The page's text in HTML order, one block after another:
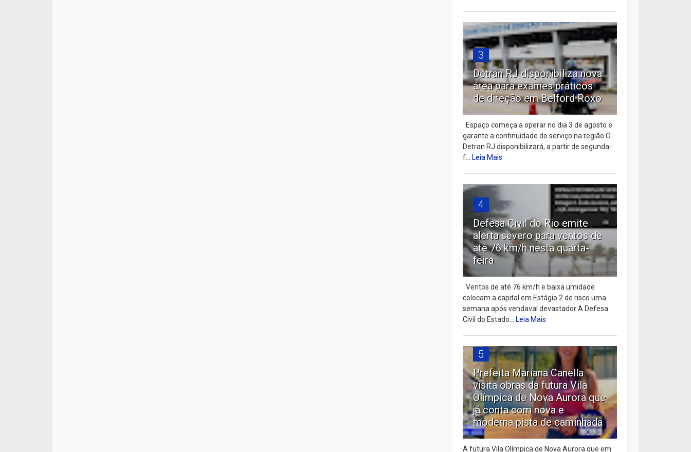
3
Detran RJ disponibiliza nova
área para exames práticos
de direção em Belford Roxo
Espaço começa a operar no dia 3 de agosto e
garante a continuidade do serviço na região O
Detran RJ disponibilizará, a partir de segunda-
f...Leia Mais
4
Defesa Civil do Rio emite
alerta severo para ventos de
até 76 km/h nesta quarta-
feira
Ventos de até 76 km/h e baixa umidade
colocam a capital em Estágio 2 de risco uma
semana após vendaval devastador A Defesa
Civil do Estado...Leia Mais
5
Prefeita Mariana Canella
visita obras da futura Vila
Olímpica de Nova Aurora que
já conta com nova e
moderna pista de caminhada
A futura Vila Olímpica de Nova Aurora que em